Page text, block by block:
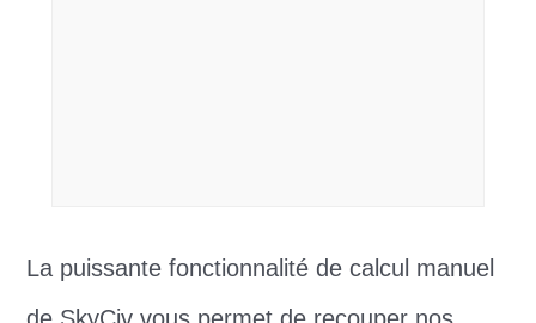
La puissante fonctionnalité de calcul manuel